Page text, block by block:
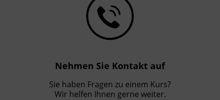
Nehmen Sie Kontakt auf
Sie haben Fragen zu einem Kurs?
Wir helfen Ihnen gerne weiter.